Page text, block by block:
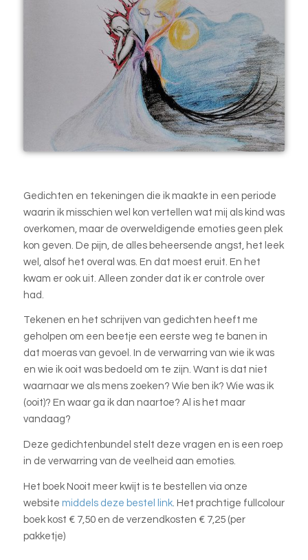
Gedichten en tekeningen die ik maakte in een periode
waarin ik misschien wel kon vertellen wat mij als kind was
overkomen, maar de overweldigende emoties geen plek
kon geven. De pijn, de alles beheersende angst, het leek
wel, alsof het overal was. En dat moest eruit. En het
kwam er ook uit. Alleen zonder dat ik er controle over
had.
Tekenen en het schrijven van gedichten heeft me
geholpen om een beetje een eerste weg te banen in
dat moeras van gevoel. In de verwarring van wie ik was
en wie ik ooit was bedoeld om te zijn. Want is dat niet
waarnaar we als mens zoeken? Wie ben ik? Wie was ik
(ooit)? En waar ga ik dan naartoe? Al is het maar
vandaag?
Deze gedichtenbundel stelt deze vragen en is een roep
in de verwarring van de veelheid aan emoties.
Het boek Nooit meer kwijt is te bestellen via onze
website middels deze bestel link. Het prachtige fullcolour
boek kost € 7,50 en de verzendkosten € 7,25 (per
pakketje)